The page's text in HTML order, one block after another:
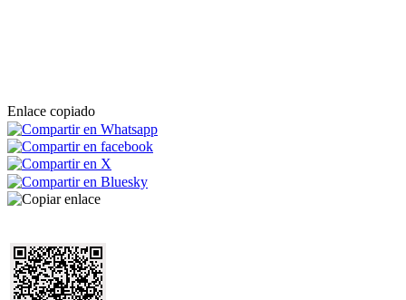
Enlace copiado